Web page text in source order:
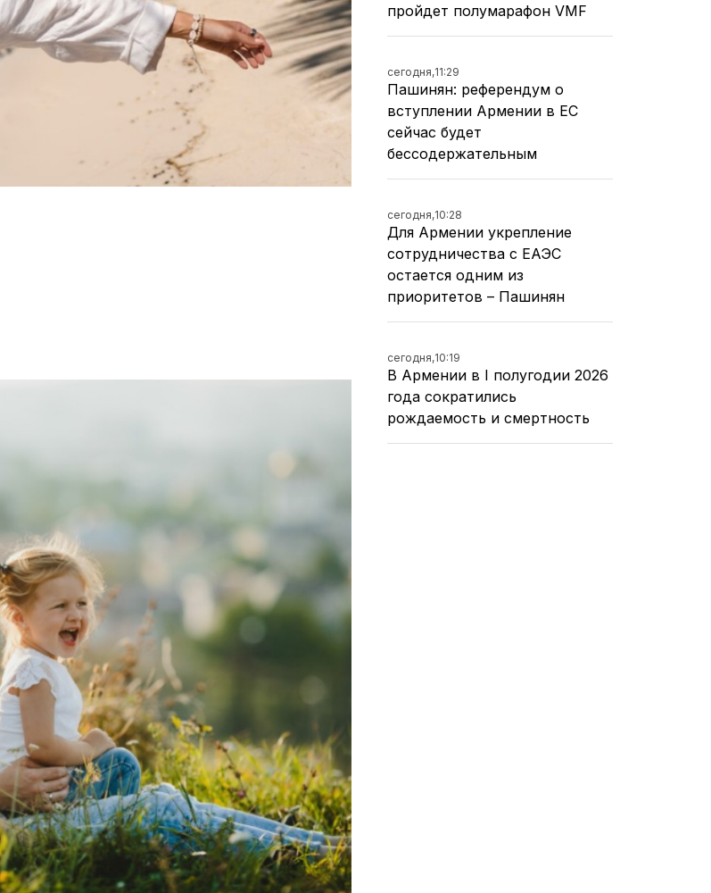
пройдет полумарафон VMF
сегодня,11:29
Пашинян: референдум о
вступлении Армении в ЕС
сейчас будет
бессодержательным
сегодня,10:28
Для Армении укрепление
сотрудничества с ЕАЭС
остается одним из
приоритетов – Пашинян
сегодня,10:19
В Армении в I полугодии 2026
года сократились
рождаемость и смертность